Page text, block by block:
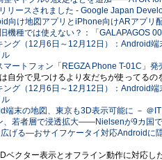
リースされました - Google Japan
向け地図アプリとiPhone向けARアプリ
機種では使えない？：「GALAPAGOS
ング（12月6日～12月12日）：Android
マートフォン「REGZA Phone T-01C」
自分で見つけるより友だちが使ってる
ング（12月6日～12月12日）：Android
端末の地図、東京も3D表示可能に － ＠IT
、若者層で浸透拡大――Nielsenが9カ国
げる―おサイフケータイ対応Androidに
ベクター表示とオフライン動作に対応